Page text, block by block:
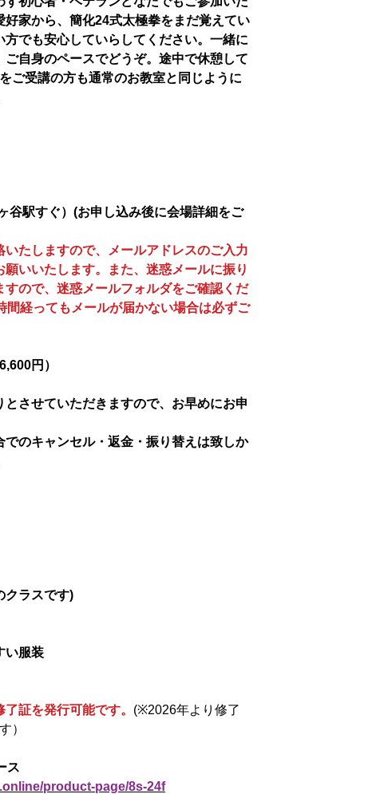
好家から、簡化24式太極拳をまだ覚えてい
でも安心していらしてください。一緒に
自身のペースでどうぞ。途中で休憩して
ご受講の方も通常のお教室と同じように
谷駅すぐ）(お申し込み後に会場詳細をご
たしますので、メールアドレスのご入力
いいたします。また、迷惑メールに振り
ので、迷惑メールフォルダをご確認くだ
間経ってもメールが届かない場合は必ずご
円）
させていただきますので、お早めにお申
のキャンセル・返金・振り替えは致しか
クラスです)
い服装
証を発行可能です。 (※2026年より修了
）
ス
product-page/8s-24f